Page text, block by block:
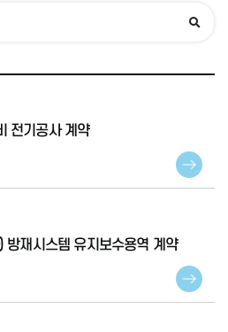
전기공사 계약
재시스템 유지보수용역 계약